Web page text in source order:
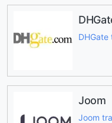
Joom
Joom